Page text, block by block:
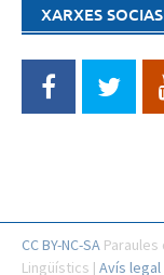
XARXES
CC BY-NC-SA
Lingüístics | Avís legal